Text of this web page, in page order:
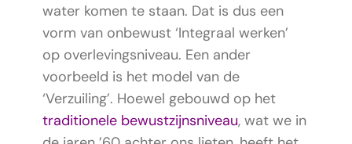
water komen te staan. Dat is dus een
vorm van onbewust ‘Integraal werken’
op overlevingsniveau. Een ander
voorbeeld is het model van de
‘Verzuiling’. Hoewel gebouwd op het
traditionele bewustzijnsniveau, wat we in